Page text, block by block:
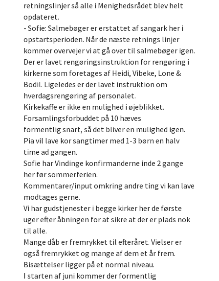
retningslinjer så alle i Menighedsrådet blev helt
opdateret.
​- Sofie: Salmebøger er erstattet af sangark her i
opstartsperioden. Når de næste retnings linjer
kommer overvejer vi at gå over til salmebøger igen.
Der er lavet rengøringsinstruktion for rengøring i
kirkerne som foretages af Heidi, Vibeke, Lone &
Bodil. Ligeledes er der lavet instruktion om
hverdagsrengøring af personalet.
Kirkekaffe er ikke en mulighed i øjeblikket.
Forsamlingsforbuddet på 10 hæves
formentlig snart, så det bliver en mulighed igen.
Pia vil lave kor sangtimer med 1-3 børn en halv
time ad gangen.
Sofie har Vindinge konfirmanderne inde 2 gange
her før sommerferien.
Kommentarer/input omkring andre ting vi kan lave
modtages gerne.
Vi har gudstjenester i begge kirker her de første
uger efter åbningen for at sikre at der er plads nok
til alle.
Mange dåb er fremrykket til efteråret. Vielser er
også fremrykket og mange af dem et år frem.
Bisættelser ligger på et normal niveau.
I starten af juni kommer der formentlig